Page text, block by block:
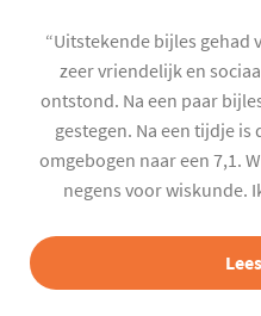
“Uitstekende bijles gehad
zeer vriendelijk en
ontstond. Na een paar
gestegen. Na een tijdje
omgebogen naar een 7,1.
negens voor wiskunde.